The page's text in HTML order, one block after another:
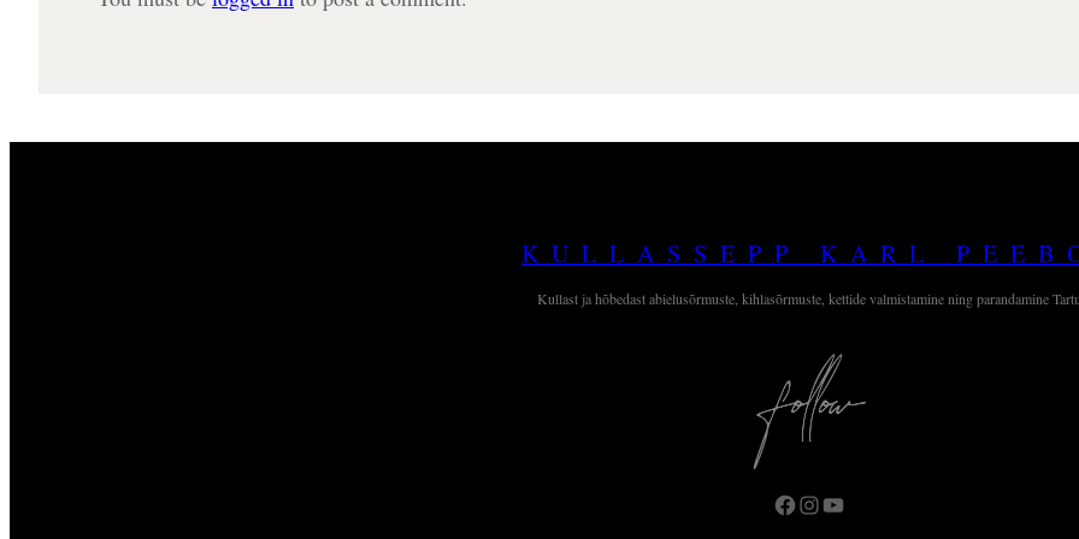
KULLASSEPP KARL
Kullast ja hõbedast abielusõrmuste, kihlasõrmuste, kettide valmistamine ning parandamine
Facebook Instagram YouTube